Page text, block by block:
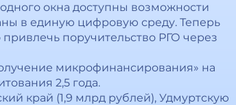
окна доступны возможности
в единую цифровую среду. Теперь
поручительство РГО через
микрофинансирования» на
2,5 года.
край (1,9 млрд рублей), Удмуртскую